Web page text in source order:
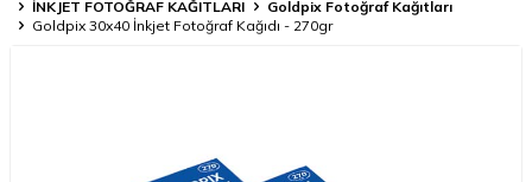
İNKJET FOTOĞRAF KAĞITLARI
Goldpix Fotoğraf Kağıtları
Goldpix 30x40 İnkjet Fotoğraf Kağıdı - 270gr